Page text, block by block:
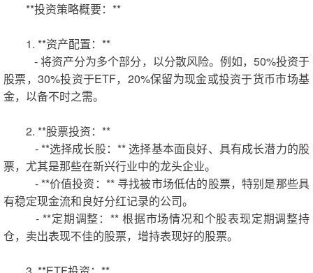
**投资策略概要：**
1. **资产配置：**
- 将资产分为多个部分，以分散风险。例如，50%投资于
股票，30%投资于ETF，20%保留为现金或投资于货币市场基
金，以备不时之需。
2. **股票投资：**
- **选择成长股：** 选择基本面良好、具有成长潜力的股
票，尤其是那些在新兴行业中的龙头企业。
- **价值投资：** 寻找被市场低估的股票，特别是那些具
有稳定现金流和良好分红记录的公司。
- **定期调整：** 根据市场情况和个股表现定期调整持
仓，卖出表现不佳的股票，增持表现好的股票。